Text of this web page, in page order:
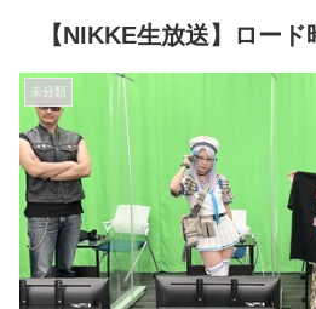
【NIKKE生放送】ロー
未分類